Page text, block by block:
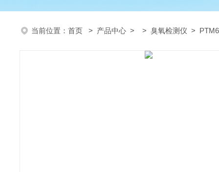
当前位置： 首页 > 产品中心 > > 臭氧检测仪 >